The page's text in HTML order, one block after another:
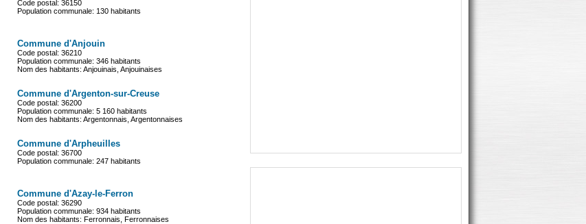
Code postal: 36150
Population communale: 130 habitants
Commune d'Anjouin
Code postal: 36210
Population communale: 346 habitants
Nom des habitants: Anjouinais, Anjouinaises
Commune d'Argenton-sur-Creuse
Code postal: 36200
Population communale: 5 160 habitants
Nom des habitants: Argentonnais, Argentonnaises
Commune d'Arpheuilles
Code postal: 36700
Population communale: 247 habitants
Commune d'Azay-le-Ferron
Code postal: 36290
Population communale: 934 habitants
Nom des habitants: Ferronnais, Ferronnaises